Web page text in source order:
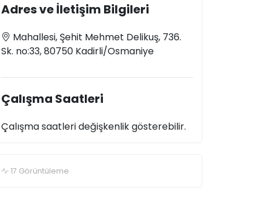
Adres ve İletişim Bilgileri
Mahallesi, Şehit Mehmet Delikuş, 736.
Sk. no:33, 80750 Kadirli/Osmaniye
Çalışma Saatleri
Çalışma saatleri değişkenlik gösterebilir.
17 Görüntüleme